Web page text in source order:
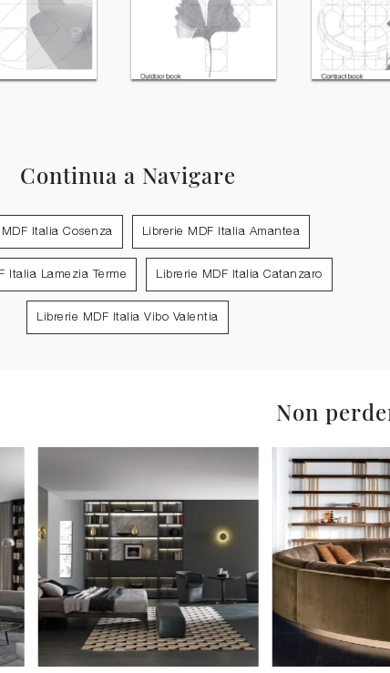
Continua a Navigare
MDF Italia Cosenza Librerie MDF Italia Amantea
Italia Lamezia Terme Librerie MDF Italia Catanzaro
Librerie MDF Italia Vibo Valentia
Non